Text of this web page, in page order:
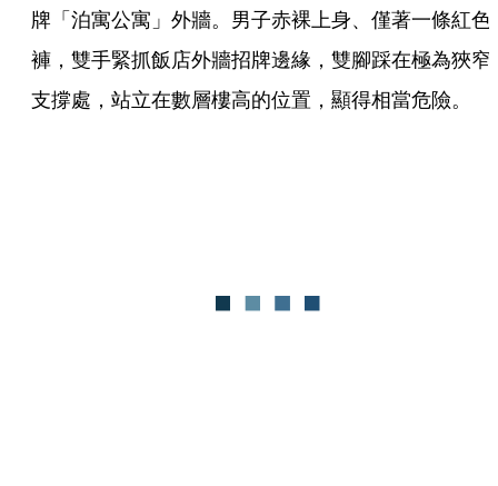
牌「泊寓公寓」外牆。男子赤裸上身、僅著一條紅色
褲，雙手緊抓飯店外牆招牌邊緣，雙腳踩在極為狹窄
支撐處，站立在數層樓高的位置，顯得相當危險。